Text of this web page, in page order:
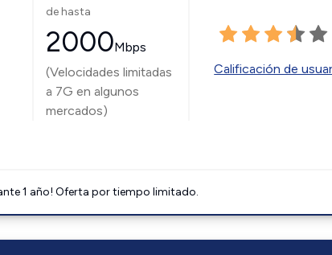
de hasta
2000Mbps
(Velocidades limitadas
a 7G en algunos
mercados)
Calificación de
1 año! Oferta por tiempo limitado.